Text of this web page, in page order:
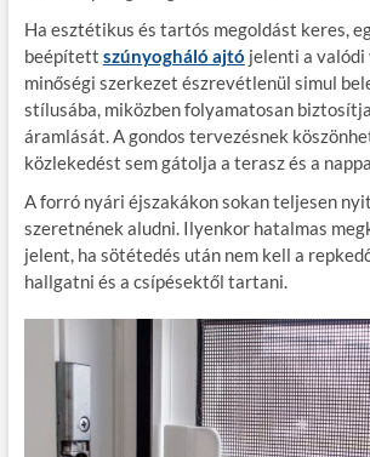
Ha esztétikus és tartós megoldást keres,
beépített szúnyogháló ajtó jelenti a valódi
minőségi szerkezet észrevétlenül simul
stílusába, miközben folyamatosan
áramlását. A gondos tervezésnek
közlekedést sem gátolja a terasz és a
A forró nyári éjszakákon sokan teljesen
szeretnének aludni. Ilyenkor hatalmas
jelent, ha sötétedés után nem kell a
hallgatni és a csípésektől tartani.